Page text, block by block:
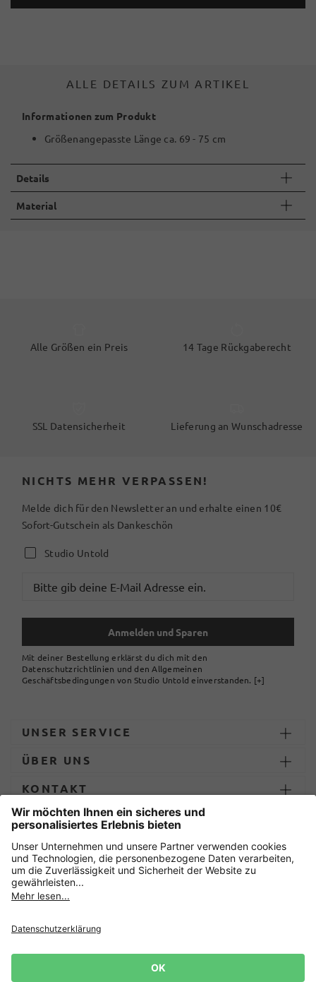
ALLE DETAILS ZUM ARTIKEL
Informationen zum Produkt
Größenangepasste Länge ca. 69 - 75 cm
Details
Material
Alle Größen ein Preis 14 Tage Rückgaberecht
SSL Datensicherheit Lieferung an Wunschadresse
NICHTS MEHR VERPASSEN!
Melde dich für den Newsletter an und erhalte einen 10€
Sofort-Gutschein als Dankeschön
Studio Untold
Anmelden und Sparen
Mit deiner Bestellung erklärst du dich mit den
Datenschutzrichtlinien und den Allgemeinen
Geschäftsbedingungen von Studio Untold einverstanden. [+]
UNSER SERVICE
ÜBER UNS
KONTAKT
ZAHLUNG UND LIEFERUNG
Sicher einkaufen mit
Impressum